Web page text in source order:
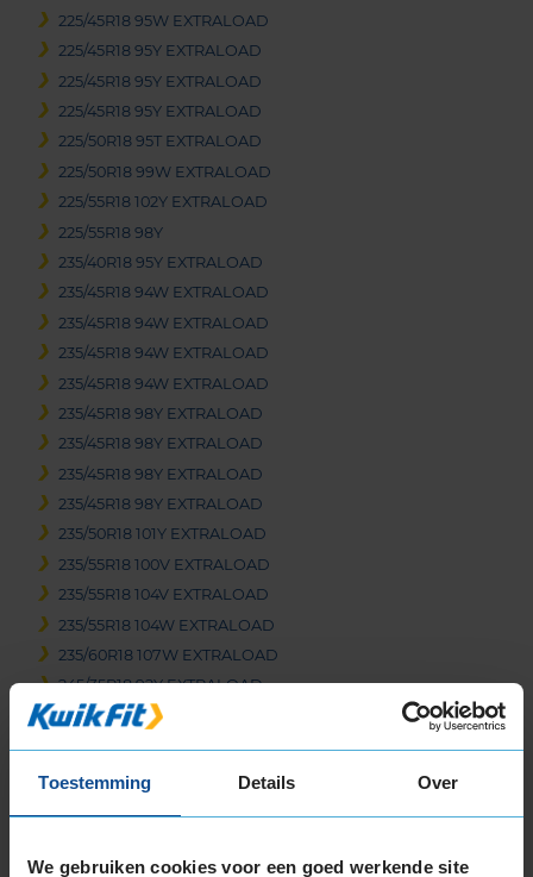
Toestemming Details Over
We gebruiken cookies voor een goed werkende site
225/45R18 95W EXTRALOAD
225/45R18 95Y EXTRALOAD
225/45R18 95Y EXTRALOAD
225/45R18 95Y EXTRALOAD
225/50R18 95T EXTRALOAD
225/50R18 99W EXTRALOAD
225/55R18 102Y EXTRALOAD
225/55R18 98Y
235/40R18 95Y EXTRALOAD
235/45R18 94W EXTRALOAD
235/45R18 94W EXTRALOAD
235/45R18 94W EXTRALOAD
235/45R18 94W EXTRALOAD
235/45R18 98Y EXTRALOAD
235/45R18 98Y EXTRALOAD
235/45R18 98Y EXTRALOAD
235/45R18 98Y EXTRALOAD
235/50R18 101Y EXTRALOAD
235/55R18 100V EXTRALOAD
235/55R18 104V EXTRALOAD
235/55R18 104W EXTRALOAD
235/60R18 107W EXTRALOAD
245/35R18 92Y EXTRALOAD
245/40R18 93Y
245/40R18 97Y EXTRALOAD
245/45R18 100Y EXTRALOAD
255/35R18 94Y EXTRALOAD